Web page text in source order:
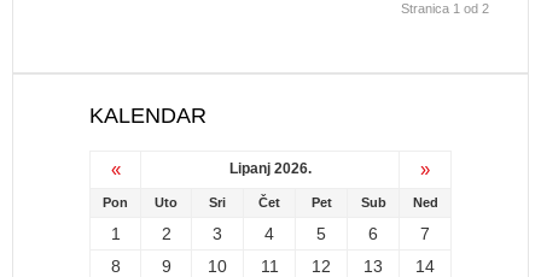
Stranica 1 od 2
KALENDAR
« Lipanj 2026. »
Pon Uto Sri Čet Pet Sub Ned
1 2 3 4 5 6
7
8
9 10 11 12 13
14